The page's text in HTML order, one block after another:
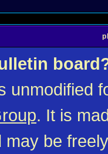
unmodified
. It is
may be